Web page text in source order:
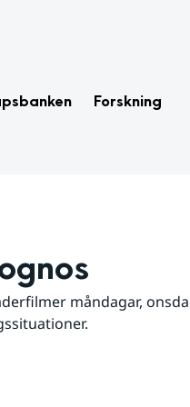
Forskning
måndagar,